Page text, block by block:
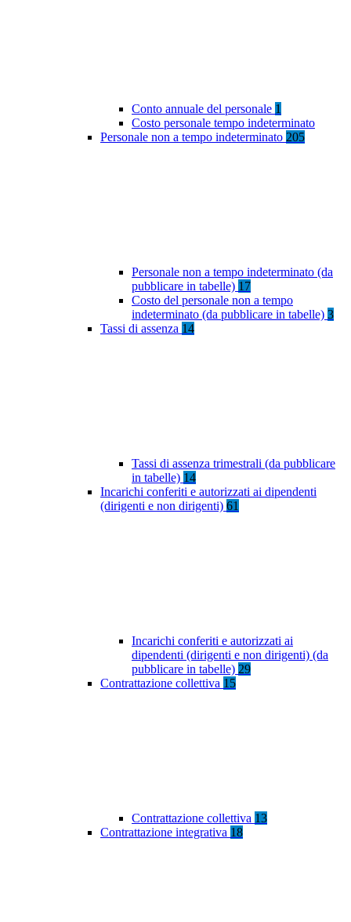
Conto annuale del personale 1
Costo personale tempo indeterminato
Personale non a tempo indeterminato 205
Personale non a tempo indeterminato (da
pubblicare in tabelle) 17
Costo del personale non a tempo
indeterminato (da pubblicare in tabelle) 3
Tassi di assenza 14
Tassi di assenza trimestrali (da pubblicare
in tabelle) 14
Incarichi conferiti e autorizzati ai dipendenti
(dirigenti e non dirigenti) 61
Incarichi conferiti e autorizzati ai
dipendenti (dirigenti e non dirigenti) (da
pubblicare in tabelle) 29
Contrattazione collettiva 15
Contrattazione collettiva 13
Contrattazione integrativa 18